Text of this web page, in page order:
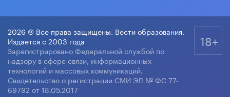
2026 © Все права защищены. Вести образования.
Издается с 2003 года
Зарегистрировано Федеральной службой по
надзору в сфере связи, информационных
технологий и массовых коммуникаций.
Свидетельство о регистрации СМИ ЭЛ № ФС 77-
69792 от 18.05.2017
18+